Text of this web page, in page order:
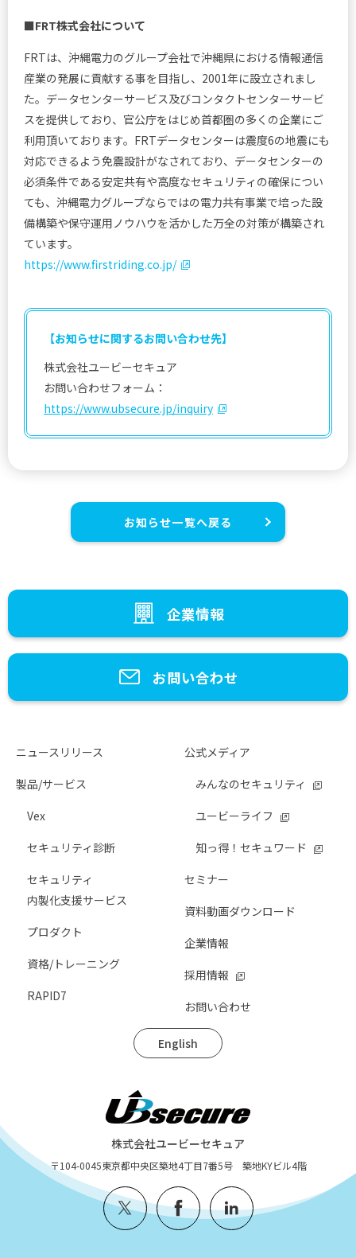
■FRT株式会社について
FRTは、沖縄電力のグループ会社で沖縄県における情報通信
産業の発展に貢献する事を目指し、2001年に設立されまし
た。データセンターサービス及びコンタクトセンターサービ
スを提供しており、官公庁をはじめ首都圏の多くの企業にご
利用頂いております。FRTデータセンターは震度6の地震にも
対応できるよう免震設計がなされており、データセンターの
必須条件である安定共有や高度なセキュリティの確保につい
ても、沖縄電力グループならではの電力共有事業で培った設
備構築や保守運用ノウハウを活かした万全の対策が構築され
ています。
https://www.firstriding.co.jp/
【お知らせに関するお問い合わせ先】
株式会社ユービーセキュア
お問い合わせフォーム：
https://www.ubsecure.jp/inquiry
お知らせ一覧へ戻る
企業情報
お問い合わせ
ニュースリリース
製品/サービス
Vex
セキュリティ診断
セキュリティ
内製化支援サービス
プロダクト
資格/トレーニング
RAPID7
公式メディア
みんなのセキュリティ
ユービーライフ
知っ得！セキュワード
セミナー
資料動画ダウンロード
企業情報
採用情報
お問い合わせ
English
株式会社ユービーセキュア
〒104-0045東京都中央区築地4丁目7番5号 築地KYビル4階